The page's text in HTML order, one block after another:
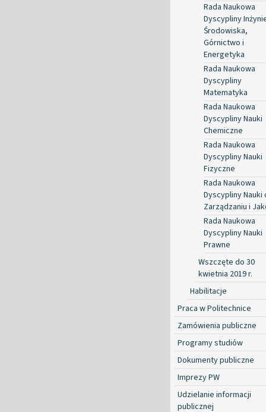
Rada Naukowa
Dyscypliny
Środowiska,
Górnictwo i
Energetyka
Rada Naukowa
Dyscypliny
Matematyka
Rada Naukowa
Dyscypliny Nauki
Chemiczne
Rada Naukowa
Dyscypliny Nauki
Fizyczne
Rada Naukowa
Dyscypliny Nauki
Zarządzaniu i
Rada Naukowa
Dyscypliny Nauki
Prawne
Wszczęte do 30
kwietnia 2019 r.
Habilitacje
Praca w Politechnice
Zamówienia publiczne
Programy studiów
Dokumenty publiczne
Imprezy PW
Udzielanie informacji
publicznej